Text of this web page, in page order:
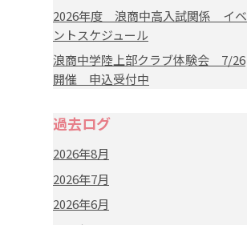
2026年度 浪商中高入試関係 イベ
ントスケジュール
浪商中学陸上部クラブ体験会 7/26
開催 申込受付中
過去ログ
2026年8月
2026年7月
2026年6月